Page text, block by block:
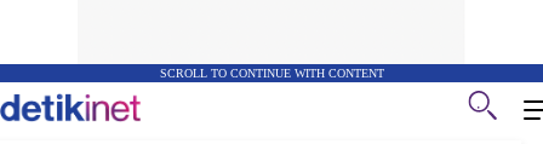
SCROLL TO CONTINUE WITH CONTENT